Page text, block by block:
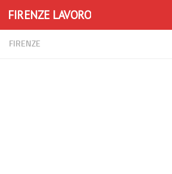
Skip to content
FIRENZE LAVORO
FIRENZE